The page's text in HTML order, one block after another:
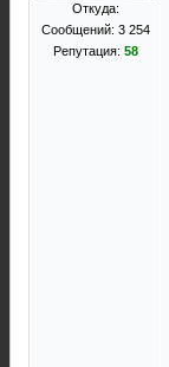
Откуда:
Сообщений: 3 254
Репутация: 58